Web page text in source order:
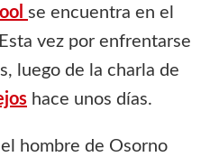
se encuentra en el
vez por enfrentarse
luego de la charla de
hace unos días.
hombre de Osorno